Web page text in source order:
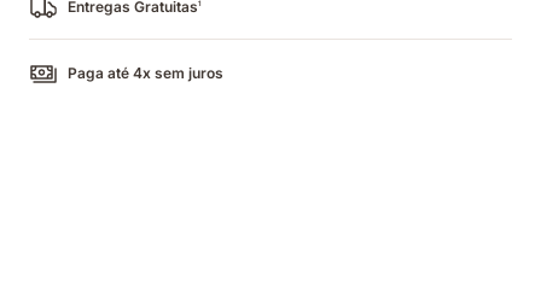
Entregas Gratuitas1
Paga até 4x sem juros